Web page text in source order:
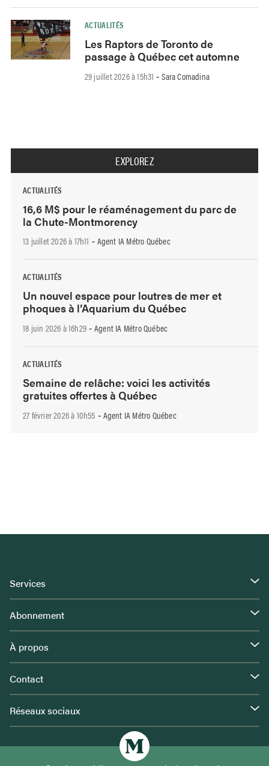
ACTUALITÉS
Les Raptors de Toronto de
passage à Québec cet automne
29 juillet 2026 à 15h31 -Sara Comadina
EXPLOREZ
ACTUALITÉS
16,6 M$ pour le réaménagement du parc de
la Chute-Montmorency
13 juillet 2026 à 17h11 - Agent IA Métro Québec
ACTUALITÉS
Un nouvel espace pour loutres de mer et
phoques à l’Aquarium du Québec
18 juin 2026 à 16h29 - Agent IA Métro Québec
ACTUALITÉS
Semaine de relâche: voici les activités
gratuites offertes à Québec
27 février 2026 à 10h55 - Agent IA Métro Québec
Services
Abonnement
À propos
Contact
Réseaux sociaux